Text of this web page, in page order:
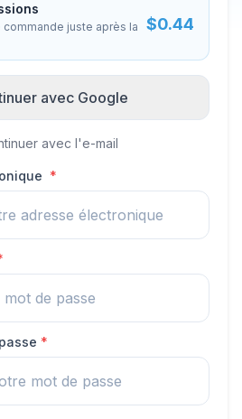
juste après la
$0.44
avec Google
avec l'e-mail
*
*